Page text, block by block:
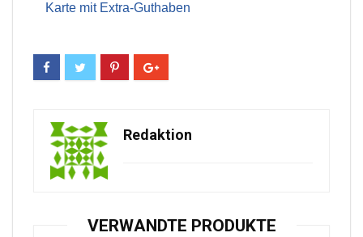
Karte mit Extra-Guthaben
Redaktion
VERWANDTE PRODUKTE